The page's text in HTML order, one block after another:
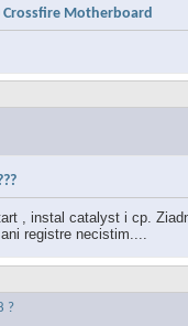
Crossfire Motherboard
, instal catalyst i cp.
registre necistim....
?